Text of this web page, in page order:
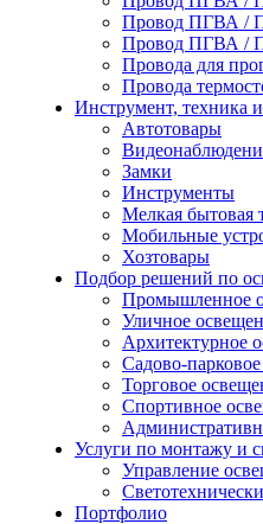
Провод ПГВА /
Провод ПГВА
Провода для
Провода
Инструмент, техника
Автотовары
Замки
Инструменты
Мелкая бытовая
Мобильные
Хозтовары
Подбор решений по
Промышленное
Уличное
Архитектурное
Садово-
Торговое
Спортивное
Услуги по монтажу и
Управление
Портфолио